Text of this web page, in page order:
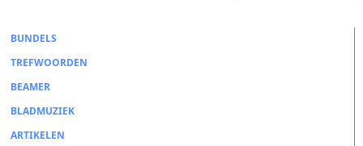
BUNDELS
TREFWOORDEN
BEAMER
BLADMUZIEK
ARTIKELEN